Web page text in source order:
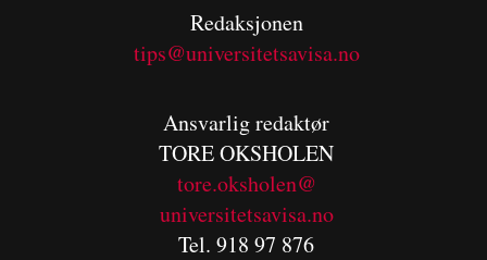
Redaksjonen
tips@universitetsavisa.no
Ansvarlig redaktør
TORE OKSHOLEN
tore.oksholen@
universitetsavisa.no
Tel. 918 97 876